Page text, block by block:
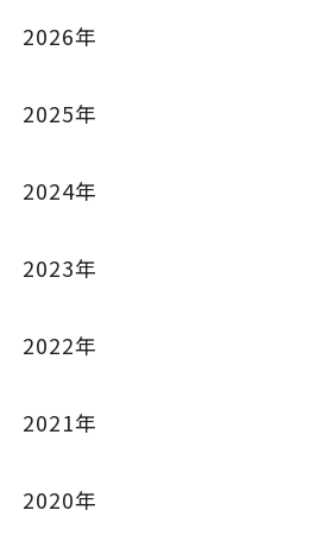
2026年
2025年
2024年
2023年
2022年
2021年
2020年